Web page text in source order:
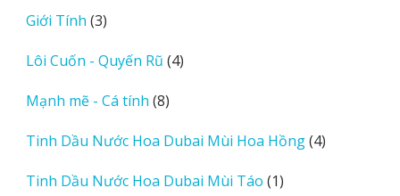
Giới Tính 33
phẩm
Lôi Cuốn - Quyến Rũ 44
Mạnh mẽ - Cá tính 88
phẩm
Tinh Dầu Nước Hoa Dubai Mùi Hoa Hồng 44
Tinh Dầu Nước Hoa Dubai Mùi Táo 11